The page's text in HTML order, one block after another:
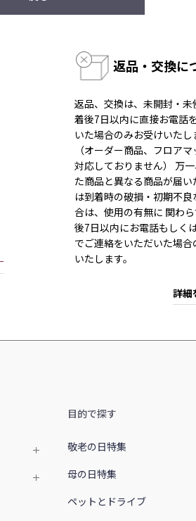
返品・交換に
返品、交換は、未開封・未
着後7日以内に直接お電話
いた場合のみお受けいたし
（オーダー商品、フロア
対応しておりません） 万
た商品と異なる商品が届い
は到着時の破損・初期不良
合は、使用の有無に 関わ
後7日以内にお電話もしく
でご連絡をいただいた場合
いたします。
詳細
目的で探す
敬老の日特集
母の日特集
ペットとドライブ